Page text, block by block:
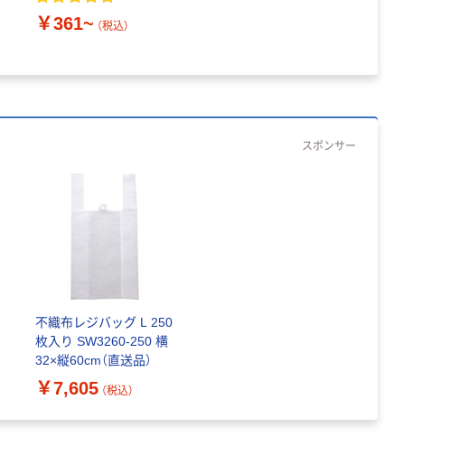
￥361~ （税込）
スポンサー
不織布レジバッグ L 250
枚入り SW3260-250 横
32×縦60cm（直送品）
￥7,605 （税込）